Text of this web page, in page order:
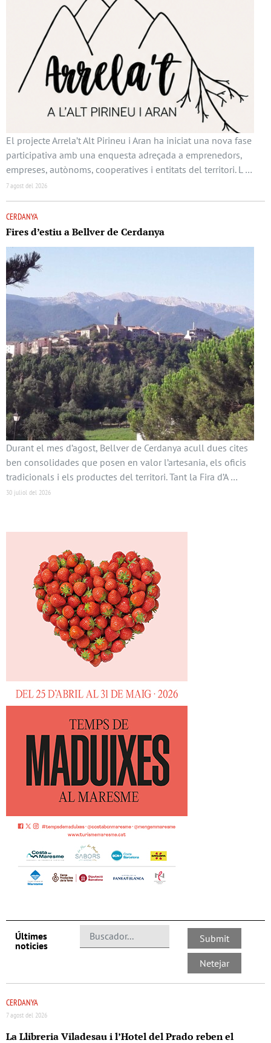
El projecte Arrela’t Alt Pirineu i Aran ha iniciat una nova fase
participativa amb una enquesta adreçada a emprenedors,
empreses, autònoms, cooperatives i entitats del territori. L …
7 agost del 2026
CERDANYA
Fires d’estiu a Bellver de Cerdanya
Durant el mes d’agost, Bellver de Cerdanya acull dues cites
ben consolidades que posen en valor l’artesania, els oficis
tradicionals i els productes del territori. Tant la Fira d’A …
30 juliol del 2026
Últimes
noticies
CERDANYA
7 agost del 2026
La Llibreria Viladesau i l’Hotel del Prado reben el